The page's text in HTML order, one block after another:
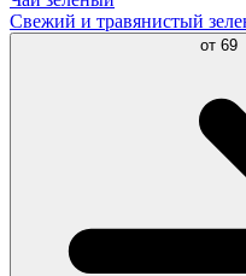
Свежий и травянистый
от 69